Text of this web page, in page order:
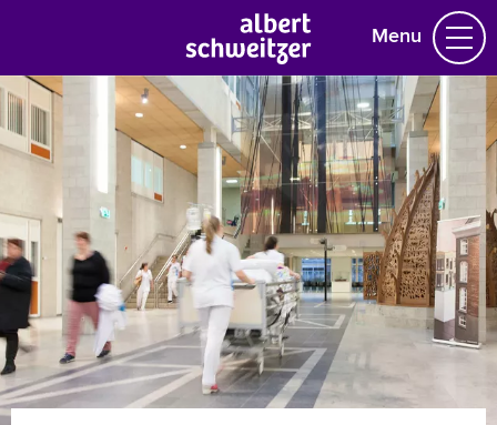
Menu
Homepage
Praktische informatie
Specialismen
Werken en leren
Medewerkers
Contact
MijnASz